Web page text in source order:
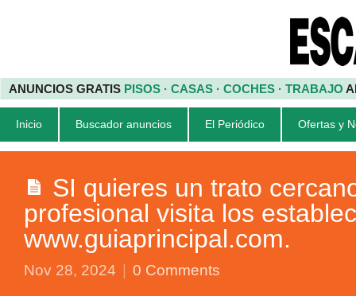
ANUNCIOS GRATIS PISOS · CASAS · COCHES · TRABAJO
Inicio Buscador anuncios El Periódico Ofertas y
SI quieres un trato
profesional visita los
www.guiaprincipal.com.
Nov 28, 2024 0 Comments